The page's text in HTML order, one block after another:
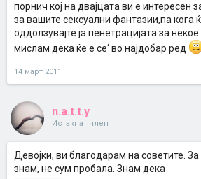
порнич кој на двајцата ви е интересен
за вашите сексуални фантазии,па кога
оддолзувајте ја пенетрацијата за
мислам дека ќе е се‘ во најдобар ред
14 март 2011
n.a.t.t.y
Истакнат член
Девојки, ви благодарам на советите.
знам, не сум пробала. Знам дека